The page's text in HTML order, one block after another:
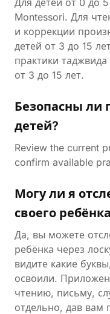
Для детей от 0 до
Montessori. Для
и коррекции
детей от 3 до 15
практики
от 3 до 15 лет.
Безопасны ли
детей?
Review the current
confirm available
Могу ли я
своего
Да, вы можете
ребёнка через
видите какие
освоили.
чтению, письму,
отдельно, дав вам